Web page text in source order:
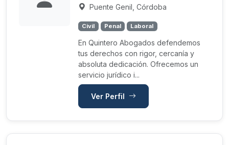
Puente Genil, Córdoba
Civil Penal Laboral
En Quintero Abogados defendemos
tus derechos con rigor, cercanía y
absoluta dedicación. Ofrecemos un
servicio jurídico i...
Ver Perfil